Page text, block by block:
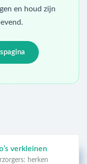
en houd zijn
verkleinen
herken